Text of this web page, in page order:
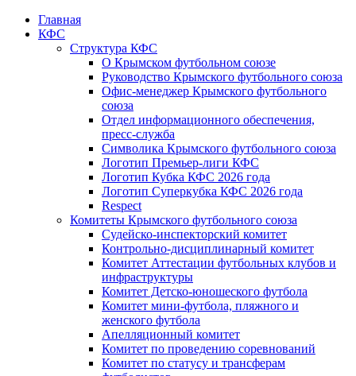
Главная
КФС
Структура КФС
О Крымском футбольном союзе
Руководство Крымского футбольного союза
Офис-менеджер Крымского футбольного
союза
Отдел информационного обеспечения,
пресс-служба
Символика Крымского футбольного союза
Логотип Премьер-лиги КФС
Логотип Кубка КФС 2026 года
Логотип Суперкубка КФС 2026 года
Respect
Комитеты Крымского футбольного союза
Судейско-инспекторский комитет
Контрольно-дисциплинарный комитет
Комитет Аттестации футбольных клубов и
инфраструктуры
Комитет Детско-юношеского футбола
Комитет мини-футбола, пляжного и
женского футбола
Апелляционный комитет
Комитет по проведению соревнований
Комитет по статусу и трансферам